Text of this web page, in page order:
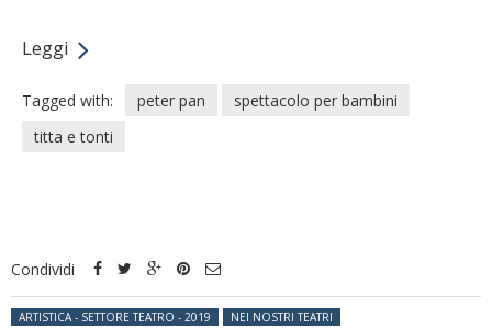
Leggi
Tagged with: peter pan
spettacolo per bambini
titta e tonti
Condividi
Posted in:
ARTISTICA - SETTORE TEATRO - 2019
NEI NOSTRI TEATRI